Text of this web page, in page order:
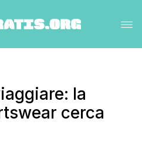
la
cerca